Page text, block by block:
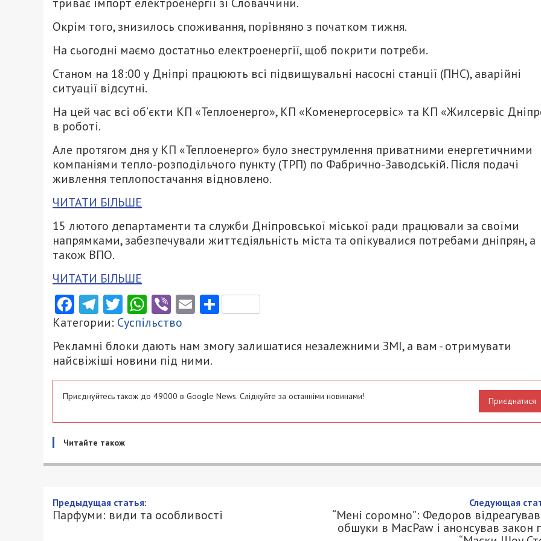
Окрім того, знизилось споживання, порівняно з початком тижня.
На сьогодні маємо достатньо електроенергії, щоб покрити потреби.
Станом на 18:00 у Дніпрі працюють всі підвищувальні насосні станції (ПНС), аварійні
ситуації відсутні.
На цей час всі об’єкти КП «Теплоенерго», КП «Коменергосервіс» та КП «Жилсервіс
в роботі.
Але протягом дня у КП «Теплоенерго» було знеструмлення приватними енергетичними
компаніями тепло-розподільчого пункту (ТРП) по Фабрично-Заводській. Після подачі
живлення теплопостачання відновлено.
ЧИТАТИ БІЛЬШЕ
15 лютого департаменти та служби Дніпровської міської ради працювали за своїми
напрямками, забезпечували життєдіяльність міста та опікувалися потребами дніпрян, а
також ВПО.
ЧИТАТИ БІЛЬШЕ
Facebook
Telegram
Twitter
WhatsApp
ViberEmailПоділитися
Категории: Суспільство
Рекламні блоки дають нам змогу залишатися незалежними ЗМІ, а вам - отримувати
найсвіжіші новини під ними.
Приєднуйтесь також до 49000 в Google News. Слідкуйте за останніми новинами! Приєднатися
Читайте також
Парфуми: види та особливості
15/02/2023 - 16:40